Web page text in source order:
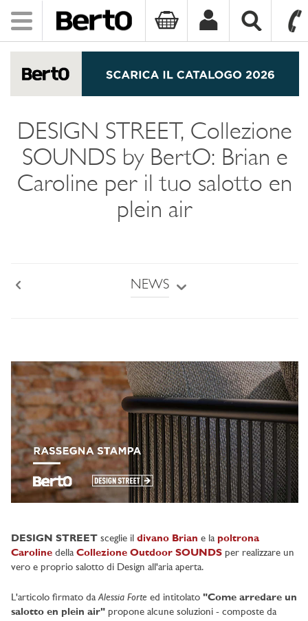
Toggle
navigation
DESIGN STREET, Collezione
SOUNDS by BertO: Brian e
Caroline per il tuo salotto en
plein air
NEWS
DESIGN STREET sceglie il divano Brian e la poltrona
Caroline della Collezione Outdoor SOUNDS per realizzare un
vero e proprio salotto di Design all'aria aperta.
L'articolo firmato daAlessia Forte ed intitolato "Come arredare un
salotto en plein air" propone alcune soluzioni - composte da